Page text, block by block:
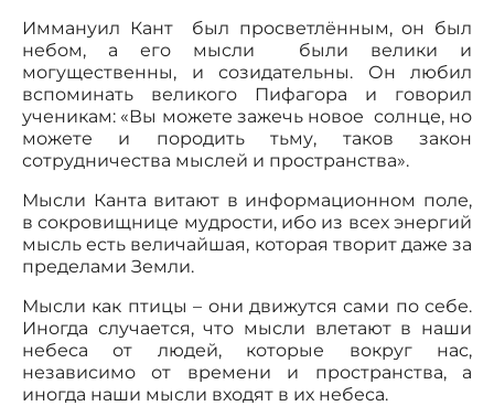
Иммануил Кант был просветлённым, он был
небом, а его мысли были велики и
могущественны, и созидательны. Он любил
вспоминать великого Пифагора и говорил
ученикам: «Вы можете зажечь новое солнце, но
можете и породить тьму, таков закон
сотрудничества мыслей и пространства».
Мысли Канта витают в информационном поле,
в сокровищнице мудрости, ибо из всех энергий
мысль есть величайшая, которая творит даже за
пределами Земли.
Мысли как птицы – они движутся сами по себе.
Иногда случается, что мысли влетают в наши
небеса от людей, которые вокруг нас,
независимо от времени и пространства, а
иногда наши мысли входят в их небеса.